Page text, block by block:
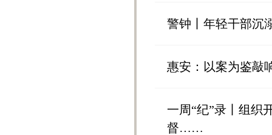
警钟丨年轻干部沉
惠安：以案为鉴敲
一周“纪”录丨组织
督……